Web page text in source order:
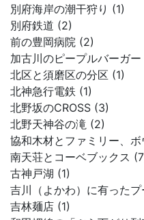
別府海岸の潮干狩り (1)
別府鉄道 (2)
前の豊岡病院 (2)
加古川のピープルバーガー
北区と須磨区の分区 (1)
北神急行電鉄 (1)
北野坂のCROSS (3)
北野天神谷の滝 (2)
協和木材とファミリー、
南天荘とコーベブックス
古神戸湖 (1)
吉川（よかわ）に有ったプ
吉林麺店 (1)